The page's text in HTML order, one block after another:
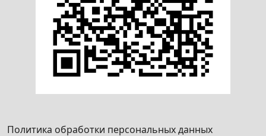
требований»
Получение решения о предоставлении
субсидии для уплаты части процентов за
пользование кредитом
Согласование использования средств от
внесения собственниками жилых и (или)
Политика обработки персональных данных